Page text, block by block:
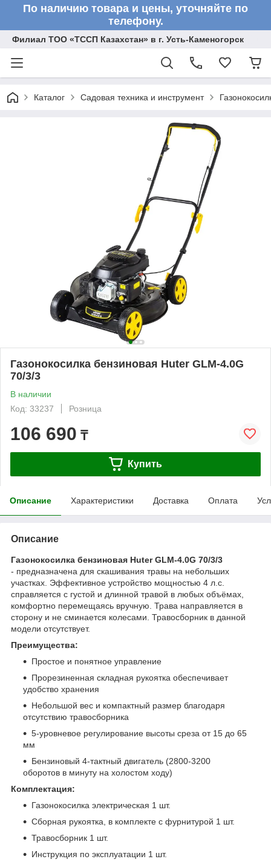
По наличию товара и цены, уточняйте по
телефону.
Филиал ТОО «ТССП Казахстан» в г. Усть-Каменогорск
Каталог Садовая техника и инструмент
Газонокосилка бензиновая Huter GLM-4.0G
70/3/3
В наличии
Код: 33237
Розница
106 690 ₸
Купить
Описание Характеристики Доставка Оплата
Описание
Газонокосилка бензиновая Huter GLM-4.0G 70/3/3
- предназначена для скашивания травы на небольших
участках. Эффективное устройство мощностью 4 л.с.
справляется с густой и длинной травой в любых объёмах,
комфортно перемещаясь вручную. Трава направляется в
сторону и не сминается колесами. Травосборник в данной
модели отсутствует.
Преимущества:
Простое и понятное управление
Прорезиненная складная рукоятка обеспечивает
удобство хранения
Небольшой вес и компактный размер благодаря
отсутствию травосборника
5-уровневое регулирование высоты среза от 15 до 65
мм
Бензиновый 4-тактный двигатель (2800-3200
оборотов в минуту на холостом ходу)
Комплектация:
Газонокосилка электрическая 1 шт.
Сборная рукоятка, в комплекте с фурнитурой 1 шт.
Травосборник 1 шт.
Инструкция по эксплуатации 1 шт.